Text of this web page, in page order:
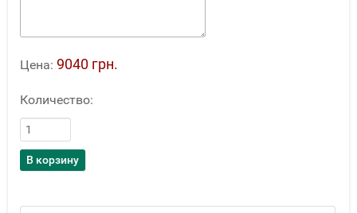
Цена: 9040 грн.
Количество: